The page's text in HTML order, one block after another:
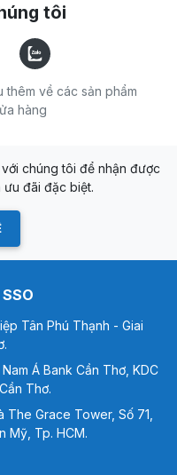
tôi
thêm về các sản phẩm
hàng
chúng tôi để nhận được
đãi đặc biệt.
Tân Phú Thạnh - Giai
Á Bank Cần Thơ, KDC
Thơ.
The Grace Tower, Số 71,
Mỹ, Tp. HCM.